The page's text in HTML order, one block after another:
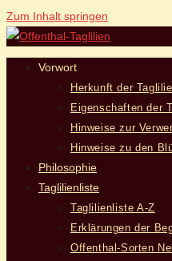
Zum Inhalt springen
Vorwort
Herkunft der Taglilie
Eigenschaften der
Hinweise zur
Hinweise zu den
Philosophie
Taglilienliste
Taglilienliste A-Z
Erklärungen der
Offenthal-Sorten